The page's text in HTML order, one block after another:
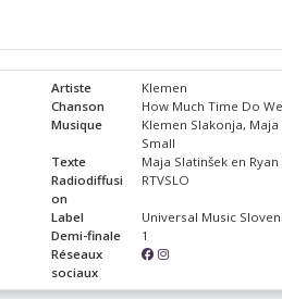
Artiste
Klemen
Chanson
How Much Time Do
Musique
Klemen Slakonja, Maja
Small
Texte
Maja Slatinšek en Ryan
Radiodiffusi
on
RTVSLO
Label
Universal Music
Demi-finale
1
Réseaux
sociaux